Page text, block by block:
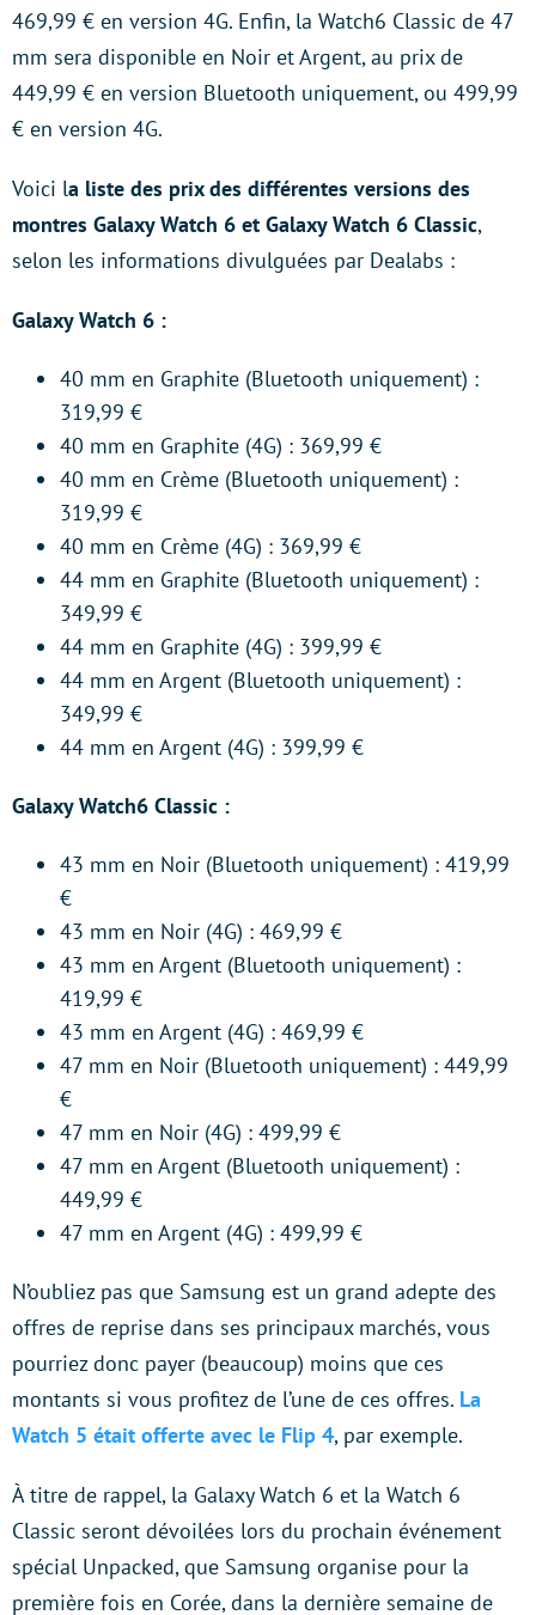
469,99 € en version 4G. Enfin, la Watch6 Classic de 47
mm sera disponible en Noir et Argent, au prix de
449,99 € en version Bluetooth uniquement, ou 499,99
€ en version 4G.
Voici la liste des prix des différentes versions des
montres Galaxy Watch 6 et Galaxy Watch 6 Classic,
selon les informations divulguées par Dealabs :
Galaxy Watch 6 :
40 mm en Graphite (Bluetooth uniquement) :
319,99 €
40 mm en Graphite (4G) : 369,99 €
40 mm en Crème (Bluetooth uniquement) :
319,99 €
40 mm en Crème (4G) : 369,99 €
44 mm en Graphite (Bluetooth uniquement) :
349,99 €
44 mm en Graphite (4G) : 399,99 €
44 mm en Argent (Bluetooth uniquement) :
349,99 €
44 mm en Argent (4G) : 399,99 €
Galaxy Watch6 Classic :
43 mm en Noir (Bluetooth uniquement) : 419,99
€
43 mm en Noir (4G) : 469,99 €
43 mm en Argent (Bluetooth uniquement) :
419,99 €
43 mm en Argent (4G) : 469,99 €
47 mm en Noir (Bluetooth uniquement) : 449,99
€
47 mm en Noir (4G) : 499,99 €
47 mm en Argent (Bluetooth uniquement) :
449,99 €
47 mm en Argent (4G) : 499,99 €
N’oubliez pas que Samsung est un grand adepte des
offres de reprise dans ses principaux marchés, vous
pourriez donc payer (beaucoup) moins que ces
montants si vous profitez de l’une de ces offres. La
Watch 5 était offerte avec le Flip 4, par exemple.
À titre de rappel, la Galaxy Watch 6 et la Watch 6
Classic seront dévoilées lors du prochain événement
spécial Unpacked, que Samsung organise pour la
première fois en Corée, dans la dernière semaine de